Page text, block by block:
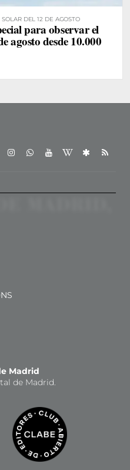
DEL 12 DE AGOSTO
para observar el
agosto desde 10.000
Madrid
de Madrid.